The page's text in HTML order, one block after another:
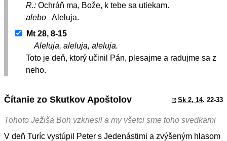
R.: Ochráň ma, Bože, k tebe sa utiekam.
alebo
Aleluja.
Mt 28, 8-15
Aleluja, aleluja, aleluja.
Toto je deň, ktorý učinil Pán, plesajme a radujme sa z
neho.
Čítanie zo Skutkov Apoštolov Sk 2, 14. 22-33
Tohoto Ježiša Boh vzkriesil a my všetci sme toho svedkami
V deň Turíc vystúpil Peter s Jedenástimi a zvýšeným hlasom